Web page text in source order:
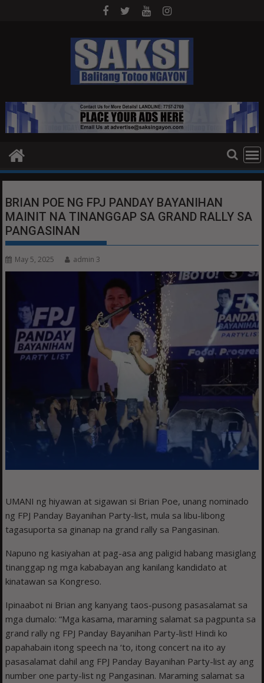
BRIAN POE NG FPJ PANDAY BAYANIHAN
MAINIT NA TINANGGAP SA GRAND RALLY SA
PANGASINAN
May 5, 2025 admin 3
UMANI ng hiyawan at sigawan si Brian Poe, unang nominado
ng FPJ Panday Bayanihan Party-list, mula sa libu-libong
tagasuporta sa ginanap na grand rally sa Pangasinan.
Napuno ng kasiyahan at pag-asa ang paligid habang masiglang
tinanggap ng mga kababayan ang kanilang kandidato at
kinatawan sa Kongreso.
Ipinaabot ni Brian ang kanyang taos-pusong pasasalamat sa
mga dumalo: “Mga kasama, maraming salamat sa pagpunta sa
grand rally ng FPJ Panday Bayanihan Party-list! Hindi ko
papahabain itong speech na ‘to, itong concert na ito ay
pasasalamat dahil ang FPJ Panday Bayanihan Party-list ay ang
number one party-list ng Pangasinan. Maraming salamat sa